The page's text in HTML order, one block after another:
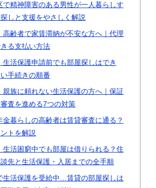
で精神障害のある男性が一人暮らしす
しと支援をやさしく解説
高齢者で家賃滞納が不安な方へ｜代理
る支払い方法
生活保護申請前でも部屋探しはでき
手続きの順番
親族に頼れない生活保護の方へ｜保証
査を進める7つの対策
金暮らしの高齢者は賃貸審査に通る？
トを解説
生活困窮中でも部屋は借りられる？住
先と生活保護・入居までの全手順
生活保護を受給中…賃貸の部屋探しは